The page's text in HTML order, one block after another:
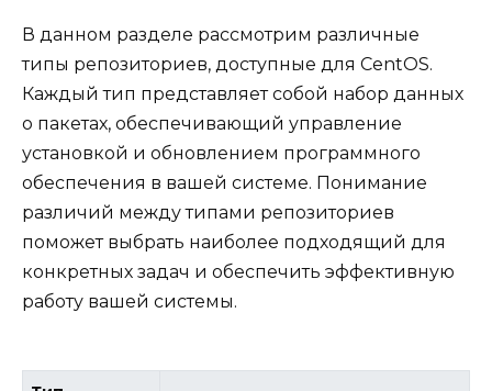
В данном разделе рассмотрим различные
типы репозиториев, доступные для CentOS.
Каждый тип представляет собой набор данных
о пакетах, обеспечивающий управление
установкой и обновлением программного
обеспечения в вашей системе. Понимание
различий между типами репозиториев
поможет выбрать наиболее подходящий для
конкретных задач и обеспечить эффективную
работу вашей системы.